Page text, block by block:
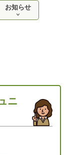
お知らせ
ニ